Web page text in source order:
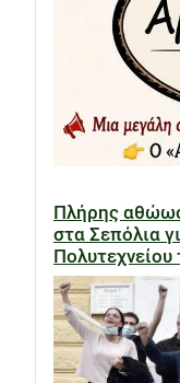
Πλήρης
στα Σεπόλια
Πολυτεχνείου